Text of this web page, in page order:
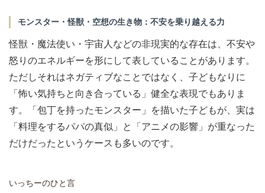
モンスター・怪獣・空想の生き物：不安を乗り越える力
怪獣・魔法使い・宇宙人などの非現実的な存在は、不安や
怒りのエネルギーを形にして表していることがあります。
ただしそれはネガティブなことではなく、子どもなりに
「怖い気持ちと向き合っている」健全な表現でもありま
す。「包丁を持ったモンスター」を描いた子どもが、実は
「料理をするパパの真似」と「アニメの影響」が重なった
だけだったというケースも多いのです。
いっちーのひと言